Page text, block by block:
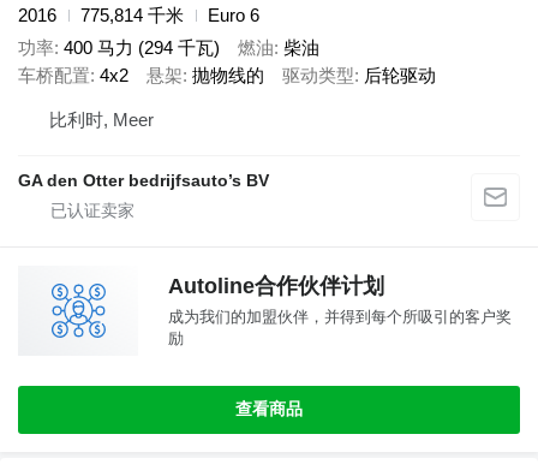
2016
775,814 千米
Euro 6
功率 400 马力 (294 千瓦) 燃油 柴油
车桥配置 4x2 悬架 抛物线的 驱动类型 后轮驱动
比利时, Meer
GA den Otter bedrijfsauto’s BV
Autoline合作伙伴计划
成为我们的加盟伙伴，并得到每个所吸引的客户奖
励
查看商品